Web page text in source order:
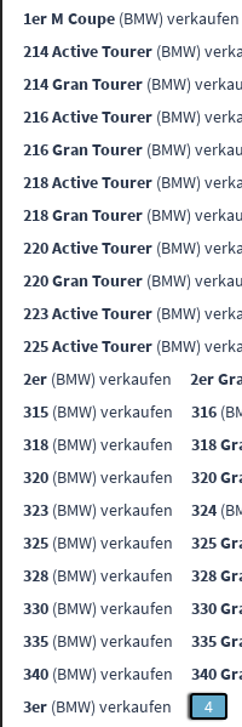
1er M Coupe (BMW) verkaufen
214 Active Tourer (BMW)
214 Gran Tourer (BMW)
216 Active Tourer (BMW)
216 Gran Tourer (BMW)
218 Active Tourer (BMW)
218 Gran Tourer (BMW)
220 Active Tourer (BMW)
220 Gran Tourer (BMW)
223 Active Tourer (BMW)
225 Active Tourer (BMW)
2er (BMW) verkaufen 2er
315 (BMW) verkaufen 316
318 (BMW) verkaufen 318
320 (BMW) verkaufen 320
323 (BMW) verkaufen 324
325 (BMW) verkaufen 325
328 (BMW) verkaufen 328
330 (BMW) verkaufen 330
335 (BMW) verkaufen 335
340 (BMW) verkaufen 340
3er (BMW) verkaufen 4